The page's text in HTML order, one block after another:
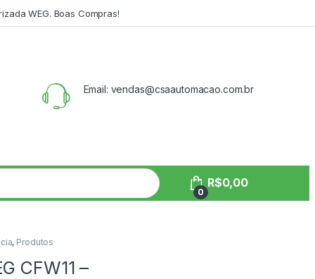
WEG. Boas Compras!
Email: vendas@csaautomacao.com.br
0
R$0,00
, Produtos
CFW11 –